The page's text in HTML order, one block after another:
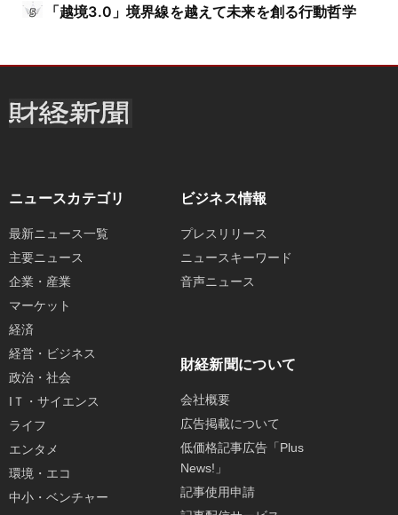
「越境3.0」境界線を越えて未来を創る行動哲学
ニュースカテゴリ
最新ニュース一覧
主要ニュース
企業・産業
マーケット
経済
経営・ビジネス
政治・社会
IＴ・サイエンス
ライフ
エンタメ
環境・エコ
中小・ベンチャー
ビジネス情報
プレスリリース
ニュースキーワード
音声ニュース
財経新聞について
会社概要
広告掲載について
低価格記事広告「Plus
News!」
記事使用申請